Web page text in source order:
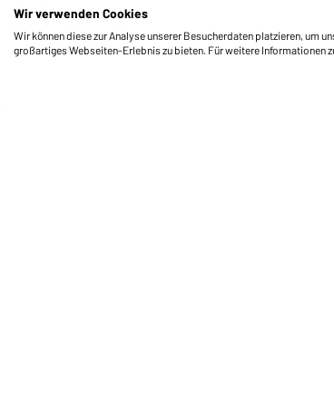
Wir verwenden Cookies
Wir können diese zur Analyse unserer Besucherdaten platzieren, um
großartiges Webseiten-Erlebnis zu bieten. Für weitere Informationen